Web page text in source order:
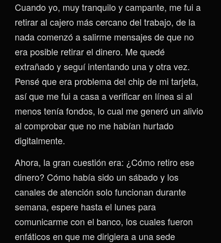
Cuando yo, muy tranquilo y campante, me fui a
retirar al cajero más cercano del trabajo, de la
nada comenzó a salirme mensajes de que no
era posible retirar el dinero. Me quedé
extrañado y seguí intentando una y otra vez.
Pensé que era problema del chip de mi tarjeta,
así que me fui a casa a verificar en línea si al
menos tenía fondos, lo cual me generó un alivio
al comprobar que no me habían hurtado
digitalmente.
Ahora, la gran cuestión era: ¿Cómo retiro ese
dinero? Cómo había sido un sábado y los
canales de atención solo funcionan durante
semana, espere hasta el lunes para
comunicarme con el banco, los cuales fueron
enfáticos en que me dirigiera a una sede